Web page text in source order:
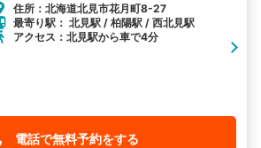
住所：北海道北見市花月町8-27
最寄り駅： 北見駅 / 柏陽駅 / 西北見駅
アクセス：北見駅から車で4分
電話で無料予約をする